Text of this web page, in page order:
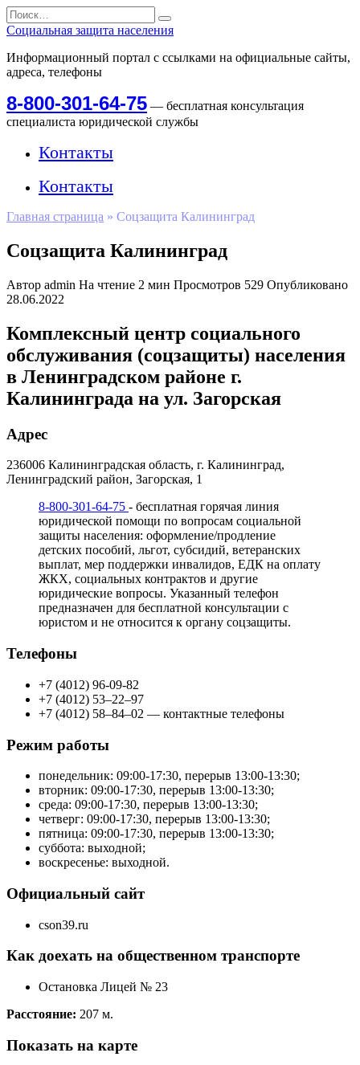
Перейти
к
содержанию
Search
for:
Социальная защита населения
Информационный портал с ссылками на официальные сайты,
адреса, телефоны
8-800-301-64-75 — бесплатная консультация
специалиста юридической службы
Контакты
Контакты
Главная страница » Соцзащита Калининград
Соцзащита Калининград
Автор admin На чтение 2 мин Просмотров 529 Опубликовано
28.06.2022
Комплексный центр социального
обслуживания (соцзащиты) населения
в Ленинградском районе г.
Калининграда на ул. Загорская
Адрес
236006 Калининградская область, г. Калининград,
Ленинградский район, Загорская, 1
8-800-301-64-75 - бесплатная горячая линия
юридической помощи по вопросам социальной
защиты населения: оформление/продление
детских пособий, льгот, субсидий, ветеранских
выплат, мер поддержки инвалидов, ЕДК на оплату
ЖКХ, социальных контрактов и другие
юридические вопросы. Указанный телефон
предназначен для бесплатной консультации с
юристом и не относится к органу соцзащиты.
Телефоны
+7 (4012) 96-09-82
+7 (4012) 53–22–97
+7 (4012) 58–84–02 — контактные телефоны
Режим работы
понедельник: 09:00-17:30, перерыв 13:00-13:30;
вторник: 09:00-17:30, перерыв 13:00-13:30;
среда: 09:00-17:30, перерыв 13:00-13:30;
четверг: 09:00-17:30, перерыв 13:00-13:30;
пятница: 09:00-17:30, перерыв 13:00-13:30;
суббота: выходной;
воскресенье: выходной.
Официальный сайт
cson39.ru
Как доехать на общественном транспорте
Остановка Лицей № 23
Расстояние: 207 м.
Показать на карте